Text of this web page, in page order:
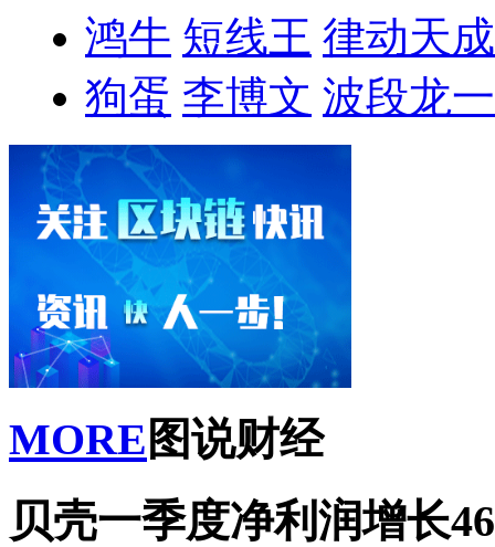
鸿牛 短线王 律动天成
狗蛋 李博文 波段龙一
MORE 图说财经
贝壳一季度净利润增长